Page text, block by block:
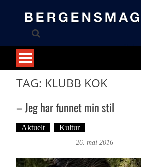
TAG: KLUBB KOK
– Jeg har funnet min stil
Aktuelt Kultur
26. mai 2016